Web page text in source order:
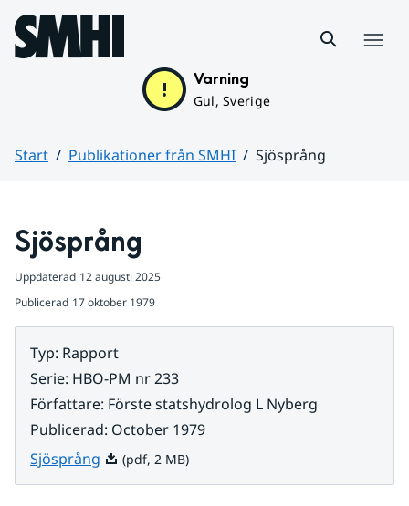
Hoppa till sidans innehåll
Varning
Gul, Sverige
Start Publikationer från SMHI
Sjösprång
Sjösprång
Uppdaterad 12 augusti 2025
Publicerad 17 oktober 1979
Typ: Rapport
Serie: HBO-PM nr 233
Författare: Förste statshydrolog L Nyberg
Publicerad: October 1979
Sjösprång Pdf, 2 MB.
(pdf, 2 MB)